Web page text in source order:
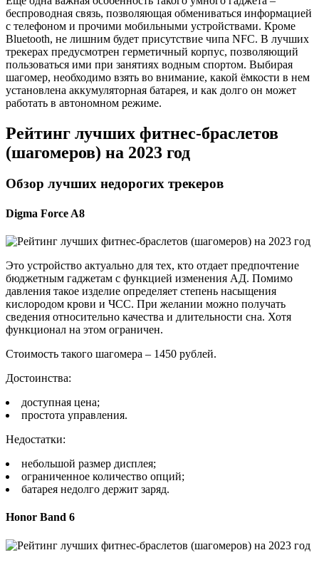
беспроводная связь, позволяющая обмениваться информацией
с телефоном и прочими мобильными устройствами. Кроме
Bluetooth, не лишним будет присутствие чипа NFC. В лучших
трекерах предусмотрен герметичный корпус, позволяющий
пользоваться ими при занятиях водным спортом. Выбирая
шагомер, необходимо взять во внимание, какой ёмкости в нем
установлена аккумуляторная батарея, и как долго он может
работать в автономном режиме.
Рейтинг лучших фитнес-браслетов
(шагомеров) на 2023 год
Обзор лучших недорогих трекеров
Digma Force A8
Это устройство актуально для тех, кто отдает предпочтение
бюджетным гаджетам с функцией изменения АД. Помимо
давления такое изделие определяет степень насыщения
кислородом крови и ЧСС. При желании можно получать
сведения относительно качества и длительности сна. Хотя
функционал на этом ограничен.
Стоимость такого шагомера – 1450 рублей.
Достоинства:
доступная цена;
простота управления.
Недостатки:
небольшой размер дисплея;
ограниченное количество опций;
батарея недолго держит заряд.
Honor Band 6